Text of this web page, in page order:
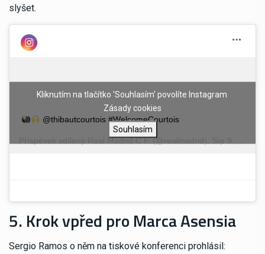
slyšet.
@thibautcourtois #WelcomeCourtois
Real Madrid C.F.(@realmadrid),
Kliknutím na tlačítko 'Souhlasím' povolíte Instagram
Zásady cookies
Souhlasím
5. Krok vpřed pro Marca Asensia
Sergio Ramos o něm na tiskové konferenci prohlásil: